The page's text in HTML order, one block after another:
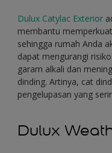
Dulux Catylac Exterior
membantu
sehingga rumah Anda
dapat mengurangi
garam alkali dan
dinding. Artinya, cat
pengelupasan yang
Dulux